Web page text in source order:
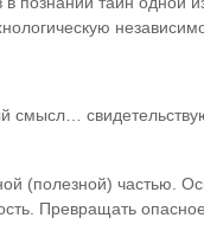
(полезной)
Превращать